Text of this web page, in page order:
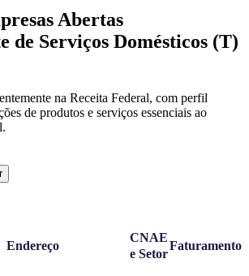
Abertas
de Serviços Domésticos (T)
na Receita Federal, com perfil
de produtos e serviços essenciais ao
Endereço
CNAE
e Setor
Faturamento